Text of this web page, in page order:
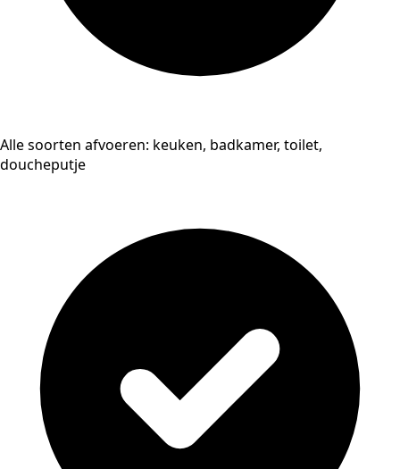
Alle soorten afvoeren: keuken, badkamer, toilet,
doucheputje